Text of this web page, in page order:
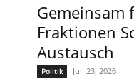
Gemeinsam
Fraktionen
Austausch
Politik Juli 23, 2026